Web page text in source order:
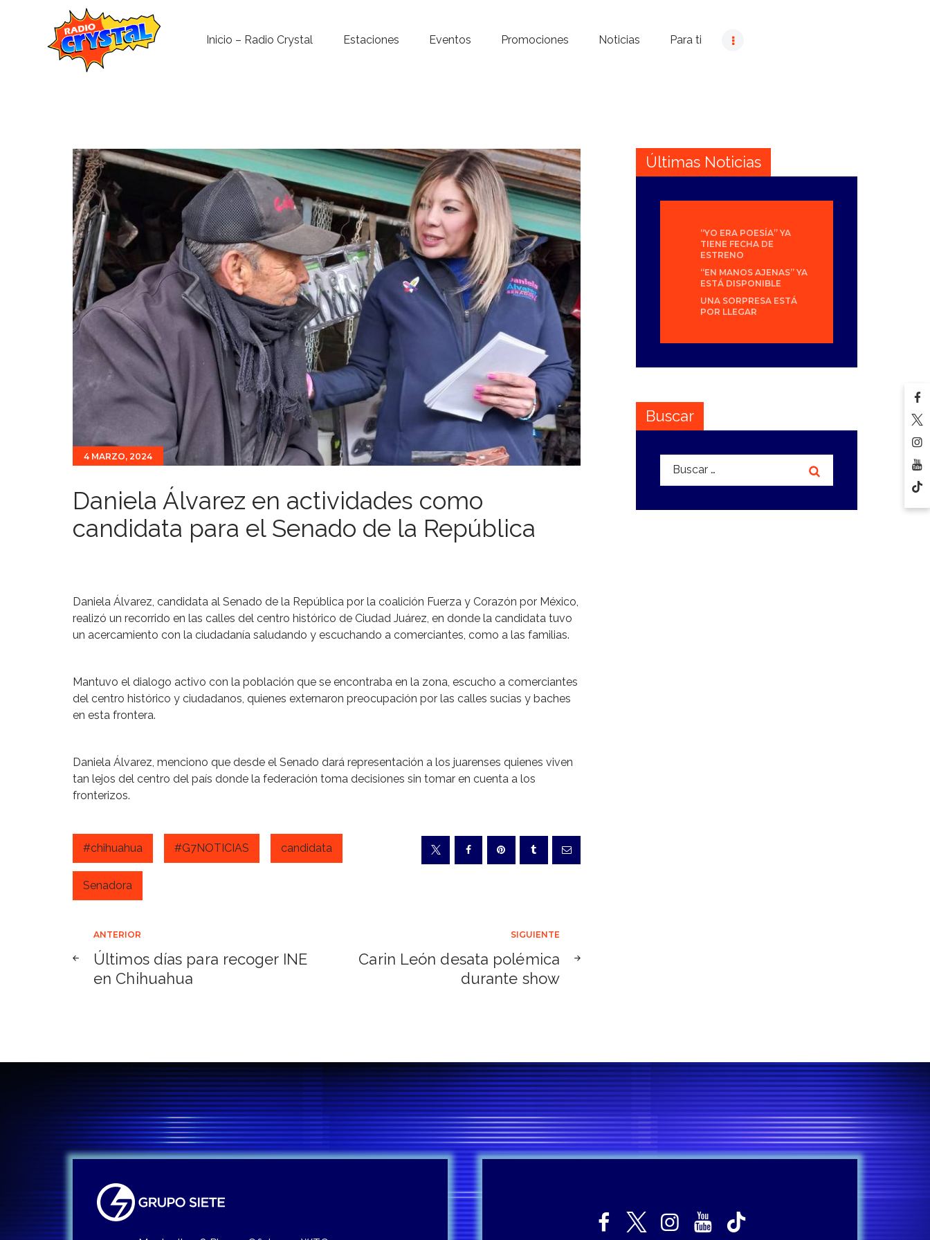
Inicio – Radio Crystal Estaciones Eventos Promociones Noticias Para ti
Noticias
Para ti
Contacto
4 MARZO, 2024
Daniela Álvarez en actividades como
candidata para el Senado de la República
Daniela Álvarez, candidata al Senado de la República por la coalición Fuerza y Corazón por México,
realizó un recorrido en las calles del centro histórico de Ciudad Juárez, en donde la candidata tuvo
un acercamiento con la ciudadanía saludando y escuchando a comerciantes, como a las familias.
Mantuvo el dialogo activo con la población que se encontraba en la zona, escucho a comerciantes
del centro histórico y ciudadanos, quienes externaron preocupación por las calles sucias y baches
en esta frontera.
Daniela Álvarez, menciono que desde el Senado dará representación a los juarenses quienes viven
tan lejos del centro del país donde la federación toma decisiones sin tomar en cuenta a los
fronterizos.
#chihuahua #G7NOTICIAS candidata
Senadora
Navegación
de
ANTERIOR
Últimos días para recoger INE
en Chihuahua
SIGUIENTE
Carin León desata polémica
durante show
Últimas Noticias
“YO ERA POESÍA” YA
TIENE FECHA DE
ESTRENO
“EN MANOS AJENAS” YA
ESTÁ DISPONIBLE
UNA SORPRESA ESTÁ
POR LLEGAR
Buscar
Buscar: